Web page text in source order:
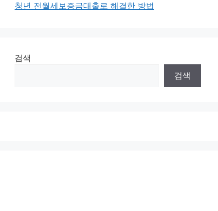
청년 전월세보증금대출로 해결한 방법
검색
검색